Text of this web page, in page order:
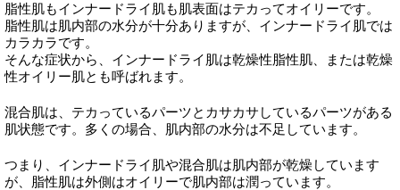
脂性肌もインナードライ肌も肌表面はテカってオイリーです。
脂性肌は肌内部の水分が十分ありますが、インナードライ肌では
カラカラです。
そんな症状から、インナードライ肌は乾燥性脂性肌、または乾燥
性オイリー肌とも呼ばれます。
混合肌は、テカっているパーツとカサカサしているパーツがある
肌状態です。多くの場合、肌内部の水分は不足しています。
つまり、インナードライ肌や混合肌は肌内部が乾燥しています
が、脂性肌は外側はオイリーで肌内部は潤っています。